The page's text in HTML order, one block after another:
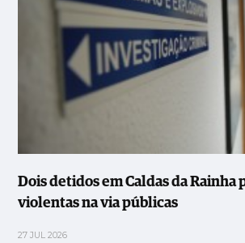
Dois detidos em Caldas da Rainha
violentas na via públicas
27 JUL 2026